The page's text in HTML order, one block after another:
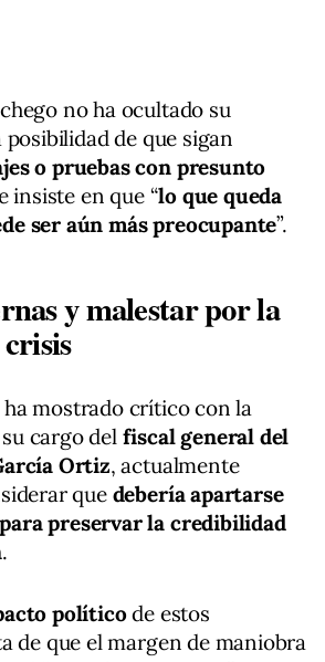
no ha ocultado su
de que sigan
o pruebas con presunto
insiste en que “lo que queda
ser aún más preocupante”.
y malestar por la
ha mostrado crítico con la
cargo del fiscal general del
Ortiz, actualmente
que debería apartarse
preservar la credibilidad
.
políticode estos
de que el margen de maniobra